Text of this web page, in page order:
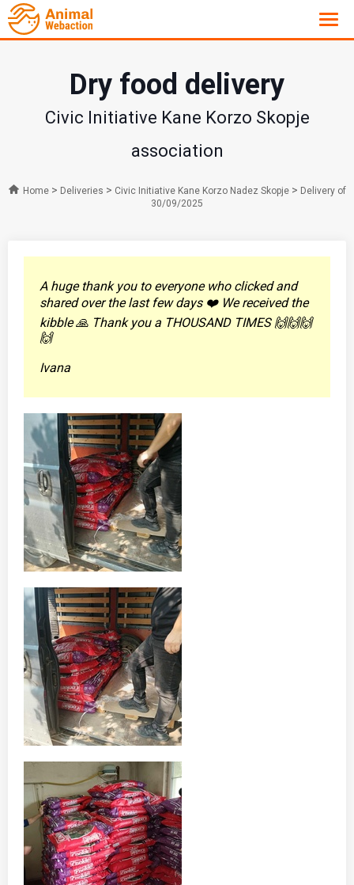
Dry food delivery
Civic Initiative Kane Korzo Skopje
association
Home > Deliveries > Civic Initiative Kane Korzo Nadez Skopje > Delivery of
30/09/2025
A huge thank you to everyone who clicked and
shared over the last few days ❤️ We received the
kibble 🙏 Thank you a THOUSAND TIMES 🙌🙌🙌
🙌
Ivana